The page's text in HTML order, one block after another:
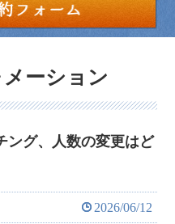
ーション
ング、人数の変更はど
2026/06/12